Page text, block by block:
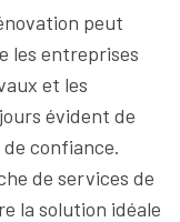
peut
les entreprises
et les
évident de
confiance.
de services de
la solution idéale